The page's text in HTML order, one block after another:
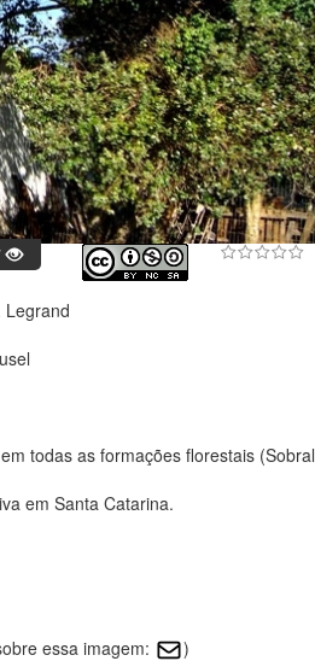
Legrand
todas as formações florestais (Sobral
em Santa Catarina.
essa imagem:
)